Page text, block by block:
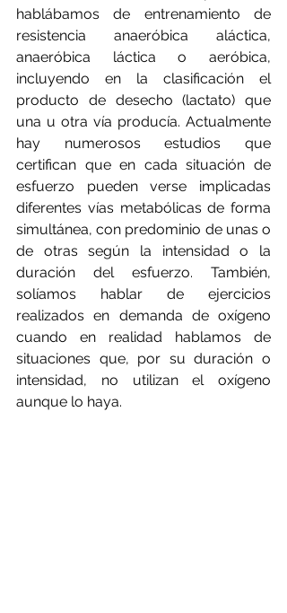
hablábamos de entrenamiento de
resistencia anaeróbica aláctica,
anaeróbica láctica o aeróbica,
incluyendo en la clasificación el
producto de desecho (lactato) que
una u otra vía producía. Actualmente
hay numerosos estudios que
certifican que en cada situación de
esfuerzo pueden verse implicadas
diferentes vías metabólicas de forma
simultánea, con predominio de unas o
de otras según la intensidad o la
duración del esfuerzo. También,
solíamos hablar de ejercicios
realizados en demanda de oxígeno
cuando en realidad hablamos de
situaciones que, por su duración o
intensidad, no utilizan el oxígeno
aunque lo haya.